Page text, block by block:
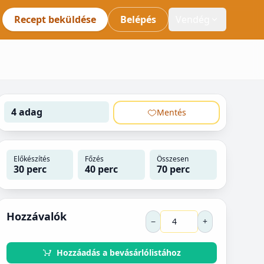
Recept beküldése Belépés
4 adag Mentés
Előkészítés
30 perc
Főzés
40 perc
Összesen
70 perc
Hozzávalók − +
Hozzáadás a bevásárlólistához